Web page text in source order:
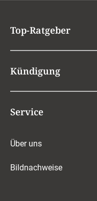
Top-Ratgeber
Kündigung
Service
Über uns
Bildnachweise